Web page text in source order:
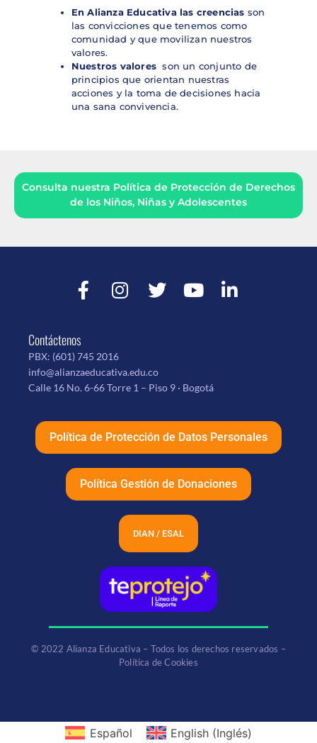
En Alianza Educativa las creencias son
las convicciones que tenemos como
comunidad y que movilizan nuestros
valores.
Nuestros valores son un conjunto de
principios que orientan nuestras
acciones y la toma de decisiones hacia
una sana convivencia.
Consulta nuestra Política de Protección de Derechos
de los Niños, Niñas y Adolescentes
Contáctenos
PBX: (601) 745 2016
info@alianzaeducativa.edu.co
Calle 16 No. 6-66 Torre 1 – Piso 9 · Bogotá
Política de Protección de Datos Personales
Política Gestión de Donaciones
DIAN / ESAL
© 2022 Alianza Educativa – Todos los derechos reservados –
Política de Cookies
Español English(Inglés)